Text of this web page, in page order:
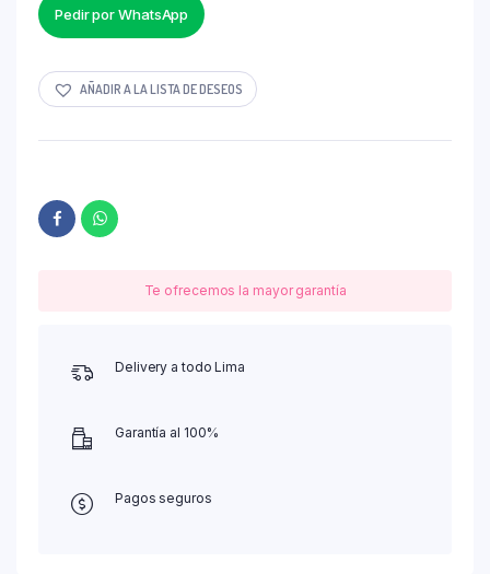
Pedir por WhatsApp
AÑADIR A LA LISTA DE DESEOS
Te ofrecemos la mayor garantía
Delivery a todo Lima
Garantía al 100%
Pagos seguros